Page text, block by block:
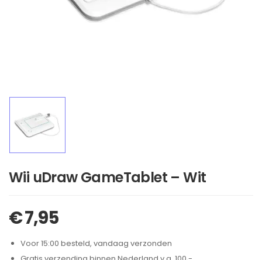
Wii uDraw GameTablet – Wit
€7,95
Voor 15:00 besteld, vandaag verzonden